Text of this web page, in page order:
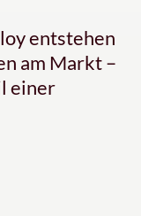
entstehen
am Markt –
einer